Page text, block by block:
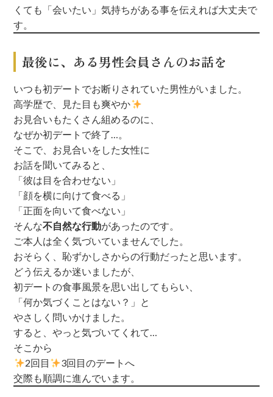
くても「会いたい」気持ちがある事を伝えれば大丈夫で
す。
最後に、ある男性会員さんのお話を
いつも初デートでお断りされていた男性がいました。
高学歴で、見た目も爽やか
お見合いもたくさん組めるのに、
なぜか初デートで終了…。
そこで、お見合いをした女性に
お話を聞いてみると、
「彼は目を合わせない」
「顔を横に向けて食べる」
「正面を向いて食べない」
そんな不自然な行動があったのです。
ご本人は全く気づいていませんでした。
おそらく、恥ずかしさからの行動だったと思います。
どう伝えるか迷いましたが、
初デートの食事風景を思い出してもらい、
「何か気づくことはない？」と
やさしく問いかけました。
すると、やっと気づいてくれて…
そこから
2回目
3回目のデートへ
交際も順調に進んでいます。